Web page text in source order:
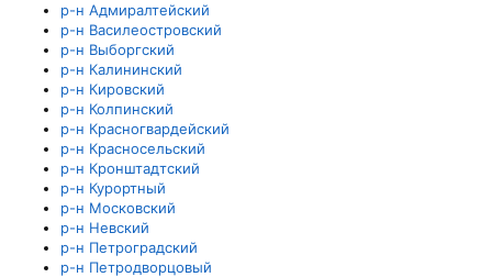
р-н Адмиралтейский
р-н Василеостровский
р-н Выборгский
р-н Калининский
р-н Кировский
р-н Колпинский
р-н Красногвардейский
р-н Красносельский
р-н Кронштадтский
р-н Курортный
р-н Московский
р-н Невский
р-н Петроградский
р-н Петродворцовый